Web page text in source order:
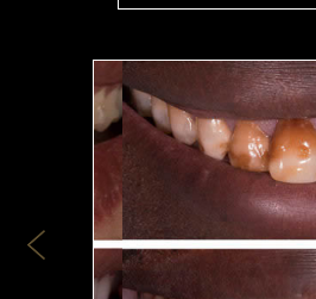
Previous